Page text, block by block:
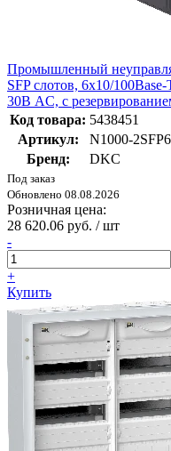
Промышленный
SFP слотов, 6х10/
30В AC, с
Код товара: 5438451
Артикул:
N1000-
Бренд:
DKC
Под заказ
Обновлено 08.08.2026
Розничная цена:
28 620.06 руб. / шт
-
+
Купить